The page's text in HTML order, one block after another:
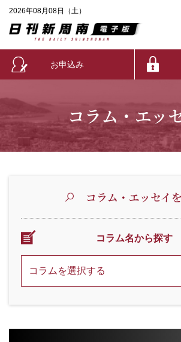
2026年08月08日（土）
お申込み
コラム・エッ
コラム・エッセイ
コラム名から探す